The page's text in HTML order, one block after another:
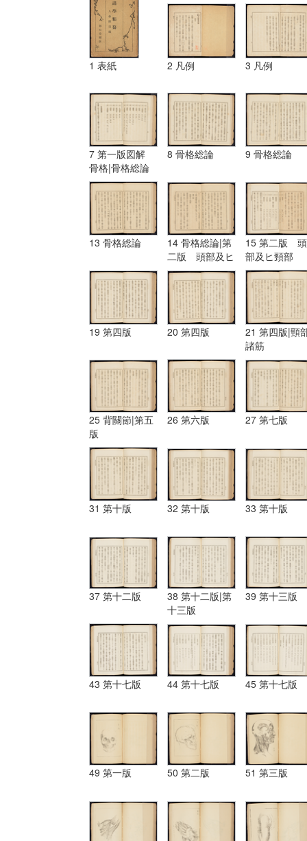
1 表紙 2 凡例 3 凡例
7 第一版図解
骨格|骨格総論
8 骨格総論 9 骨格総論
13 骨格総論
14 骨格総論|第
二版 頭部及ヒ
頸部
15 第二版 頭
部及ヒ頸部
19 第四版 20 第四版
21 第四版|頸
諸筋
25 背關節|第五
版
26 第六版 27 第七版
31 第十版 32 第十版 33 第十版
37 第十二版
38 第十二版|第
十三版
39 第十三版
43 第十七版 44 第十七版 45 第十七版
49 第一版 50 第二版 51 第三版